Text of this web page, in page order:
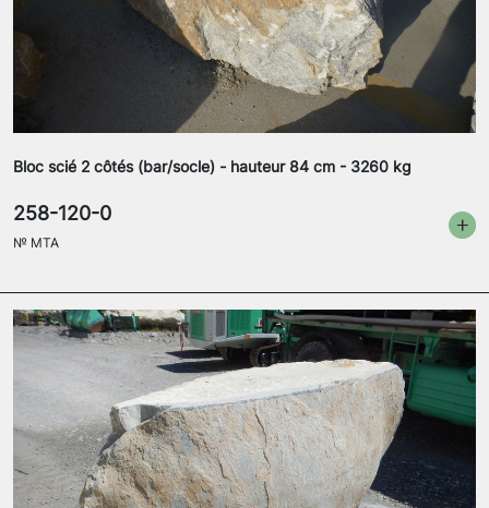
Bloc scié 2 côtés (bar/socle) - hauteur 84 cm - 3260 kg
258-120-0
№ MTA